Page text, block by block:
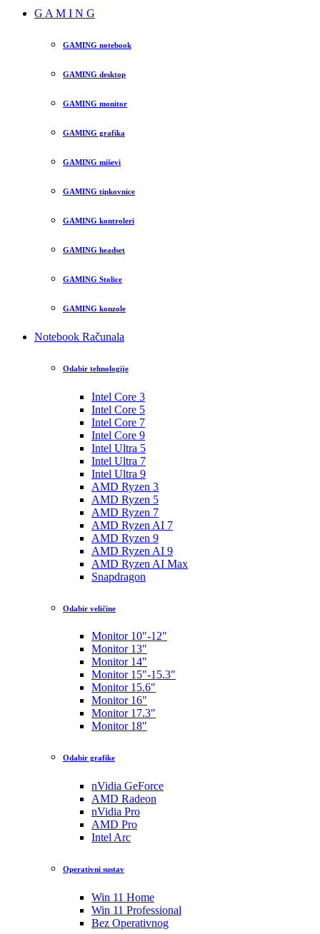
G A M I N G
GAMING notebook
GAMING desktop
GAMING monitor
GAMING grafika
GAMING miševi
GAMING tipkovnice
GAMING kontroleri
GAMING headset
GAMING Stolice
GAMING konzole
Notebook Računala
Odabir tehnologije
Intel Core 3
Intel Core 5
Intel Core 7
Intel Core 9
Intel Ultra 5
Intel Ultra 7
Intel Ultra 9
AMD Ryzen 3
AMD Ryzen 5
AMD Ryzen 7
AMD Ryzen AI 7
AMD Ryzen 9
AMD Ryzen AI 9
AMD Ryzen AI Max
Snapdragon
Odabir veličine
Monitor 10"-12"
Monitor 13"
Monitor 14"
Monitor 15"-15.3"
Monitor 15.6"
Monitor 16"
Monitor 17.3"
Monitor 18"
Odabir grafike
nVidia GeForce
AMD Radeon
nVidia Pro
AMD Pro
Intel Arc
Operativni sustav
Win 11 Home
Win 11 Professional
Bez Operativnog